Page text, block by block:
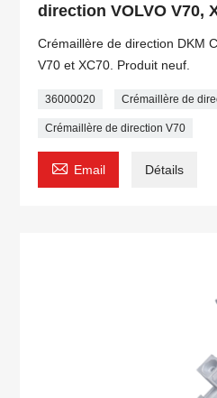
direction VOLVO V70,
Crémaillère de direction DKM
V70 et XC70. Produit neuf.
36000020 Crémaillère de
Crémaillère de direction V70
 Email Détails